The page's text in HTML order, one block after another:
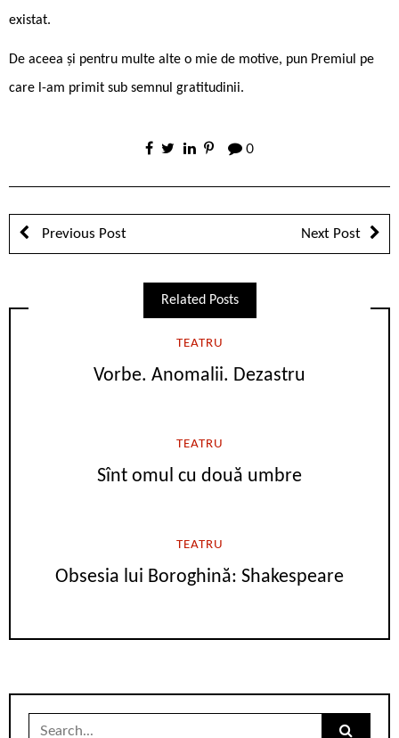
existat.
De aceea și pentru multe alte o mie de motive, pun Premiul pe
care l-am primit sub semnul gratitudinii.
0
Previous Post Next Post
Related Posts
TEATRU
Vorbe. Anomalii. Dezastru
TEATRU
Sînt omul cu două umbre
TEATRU
Obsesia lui Boroghină: Shakespeare
Search